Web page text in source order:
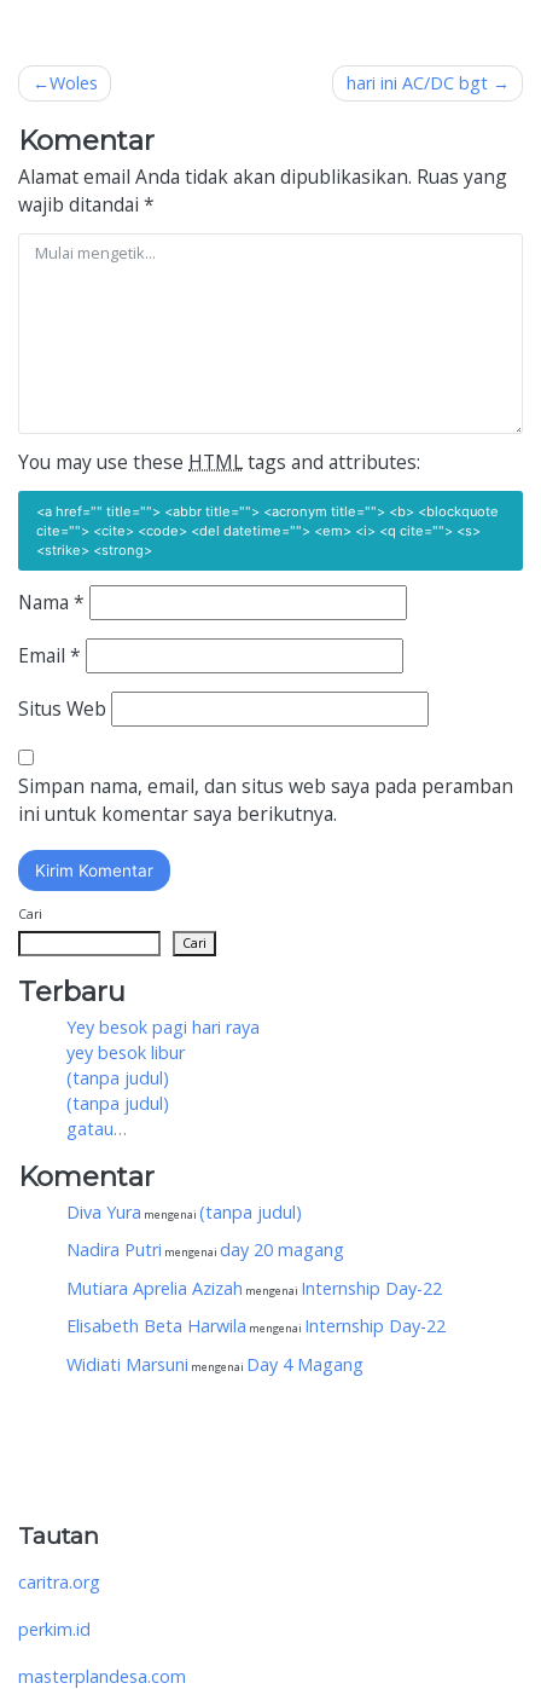
Navigasi
Woles hari ini AC/DC bgt
Komentar
Alamat email Anda tidak akan dipublikasikan. Ruas yang
wajib ditandai *
You may use these HTMLtags and attributes:
<a href="" title=""> <abbr title=""> <acronym title=""> <b> <blockquote
cite=""> <cite> <code> <del datetime=""> <em> <i> <q cite=""> <s>
<strike> <strong>
Nama *
Email *
Situs Web
Simpan nama, email, dan situs web saya pada peramban
ini untuk komentar saya berikutnya.
Cari
Cari
Terbaru
Yey besok pagi hari raya
yey besok libur
(tanpa judul)
(tanpa judul)
gatau…
Komentar
Diva Yura mengenai (tanpa judul)
Nadira Putri mengenai day 20 magang
Mutiara Aprelia Azizah mengenai Internship Day-22
Elisabeth Beta Harwila mengenai Internship Day-22
Widiati Marsuni mengenai Day 4 Magang
Tautan
caritra.org
perkim.id
masterplandesa.com